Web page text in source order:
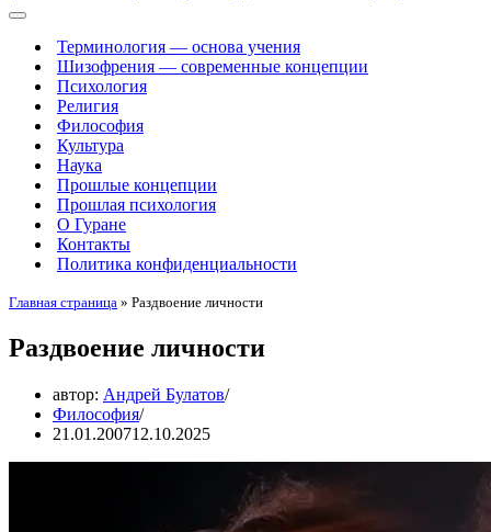
Меню
навигацииТерминология — основа учения
Шизофрения — современные концепции
Психология
Религия
Философия
Культура
Наука
Прошлые концепции
Прошлая психология
О Гуране
Контакты
Политика конфиденциальности
Главная страница » Раздвоение личности
Раздвоение личности
автор: Андрей Булатов
Философия
21.01.200712.10.2025